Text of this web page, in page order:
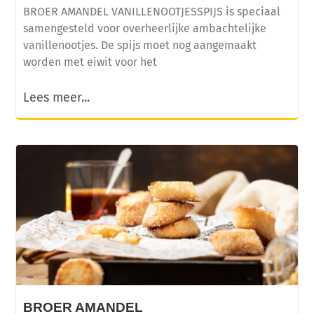
BROER AMANDEL VANILLENOOTJESSPIJS is speciaal
samengesteld voor overheerlijke ambachtelijke
vanillenootjes. De spijs moet nog aangemaakt
worden met eiwit voor het
Lees meer...
BROER AMANDEL